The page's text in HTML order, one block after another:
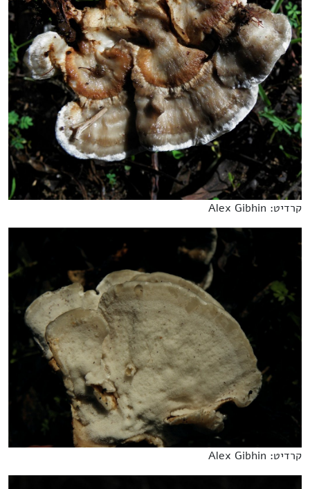
קרדיט: Alex Gibhin
קרדיט: Alex Gibhin